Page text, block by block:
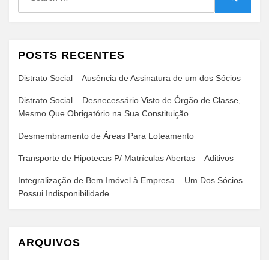
POSTS RECENTES
Distrato Social – Ausência de Assinatura de um dos Sócios
Distrato Social – Desnecessário Visto de Órgão de Classe,
Mesmo Que Obrigatório na Sua Constituição
Desmembramento de Áreas Para Loteamento
Transporte de Hipotecas P/ Matrículas Abertas – Aditivos
Integralização de Bem Imóvel à Empresa – Um Dos Sócios
Possui Indisponibilidade
ARQUIVOS